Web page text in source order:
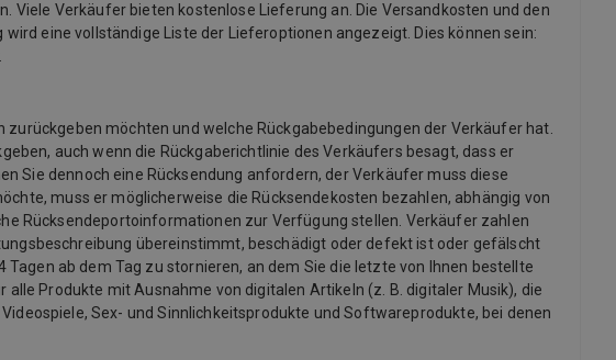
Viele Verkäufer bieten kostenlose Lieferung an. Die Versandkosten und den
eine vollständige Liste der Lieferoptionen angezeigt. Dies können sein:
möchten und welche Rückgabebedingungen der Verkäufer hat.
auch wenn die Rückgaberichtlinie des Verkäufers besagt, dass er
Sie dennoch eine Rücksendung anfordern, der Verkäufer muss diese
muss er möglicherweise die Rücksendekosten bezahlen, abhängig von
Rücksendeportoinformationen zur Verfügung stellen. Verkäufer zahlen
übereinstimmt, beschädigt oder defekt ist oder gefälscht
ab dem Tag zu stornieren, an dem Sie die letzte von Ihnen bestellte
Produkte mit Ausnahme von digitalen Artikeln (z. B. digitaler Musik), die
Sex- und Sinnlichkeitsprodukte und Softwareprodukte, bei denen